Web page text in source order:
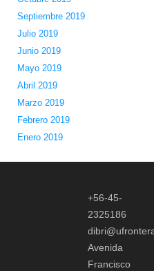
Septiembre 2019
Julio 2019
Junio 2019
Mayo 2019
Abril 2019
Marzo 2019
Febrero 2019
Enero 2019
+56-45-
2325186
Avenida
Francisco